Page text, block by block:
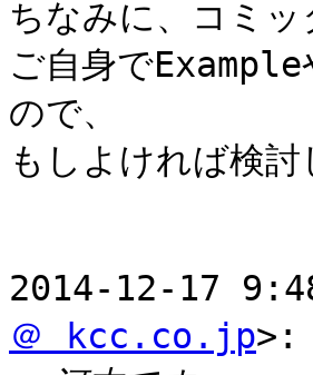
ちなみに、コミ
ご自身で
ので、
もしよければ検
2014-12-17
＠ kcc.co.jp>: